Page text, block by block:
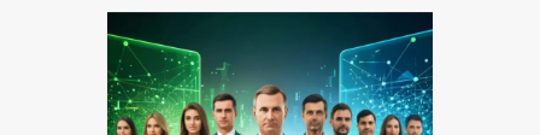
КОНТАКТЫ